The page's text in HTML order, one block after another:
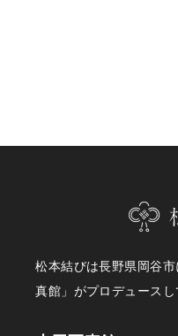
松本結びは長野県岡谷
真館」がプロデュースし